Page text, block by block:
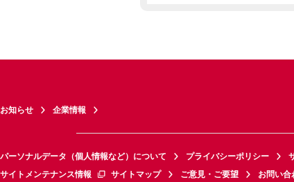
お知らせ 企業情報
パーソナルデータ（個人情報など）について プライバシーポリシー
サイトメンテナンス情報
サイトマップ ご意見・ご要望 お問い合